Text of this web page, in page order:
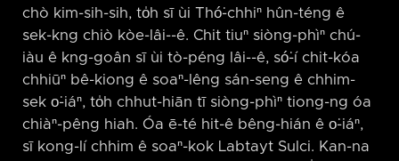
chò kim-sih-sih, to̍h sī ùi Thó͘-chhiⁿ hûn-téng ê
sek-kng chiò kòe-lâi-⁠-ê. Chit tiuⁿ siòng-phìⁿ chú-
iàu ê kng-goân sī ùi tò-péng lâi-⁠-ê, só͘-í chit-kóa
chhiūⁿ bê-kiong ê soaⁿ-lêng sán-seng ê chhim-
sek o͘-iáⁿ, to̍h chhut-hiān tī siòng-phìⁿ tiong-ng óa
chiàⁿ-pêng hiah. Óa ē-té hit-ê bêng-hián ê o͘-iáⁿ,
sī kong-lí chhim ê soaⁿ-kok Labtayt Sulci. Kan-na